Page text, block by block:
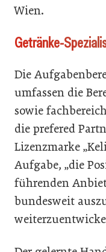
Wien.
Getränke-
Die
umfassen die
sowie
die prefered
Lizenzmarke
Aufgabe, „die
führenden
bundesweit